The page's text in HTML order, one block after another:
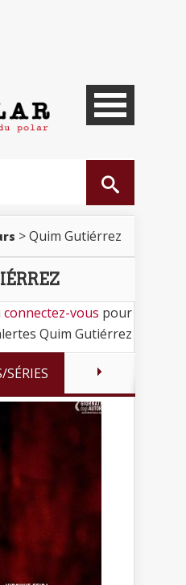
> Quim Gutiérrez
connectez-vous pour
Quim Gutiérrez
SÉRIES